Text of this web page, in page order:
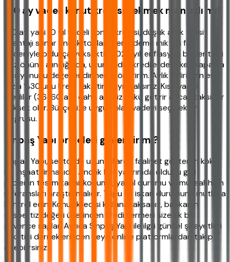
120 ay vadeli konut kredisi çekmek mantıklı mı?
120 ay yani 10 yıl vadeli konut kredisi, düşük aylık taksit
avantajı sunar ancak toplam geri ödeme miktarı faiz
nedeniyle oldukça yüksektir. 2026 yılı enflasyon beklentileri
göz önüne alındığında, uzun vadeli kredilerde erken kapama
opsiyonunu değerlendirmenizi öneririm. Aylık gelirinizin en
fazla %30'unu kredi taksitine ayırmalısınız. Kısa vadeli
krediler (36-60 ay) daha az faiz yükü getirir ancak taksitler
yüksek olur. Bütçenize uygun olan vadeyi seçmek en
doğrusu.
Sinpaş Yapı projeleri güvenilir mi?
Sinpaş Yapı, sektörde uzun yıllardır faaliyet gösteren köklü
bir inşaat firmasıdır. Ancak her yatırımda olduğu gibi
projenin teslim tarihi, konumu, yasal durumu ve müteahhitin
referansları araştırılmalıdır. Tapu ve iskan durumunu mutlaka
kontrol edin. Konut kredisi kullanacaksanız, bankanın
ekspertiz değeri üzerinden kredi vermesi size ek bir
güvence sağlar. Ayrıca Sinpaş Yapı ile ilgili güncel şikayetleri
tüketici derneklerinden veya online platformlardan takip
edebilirsiniz.